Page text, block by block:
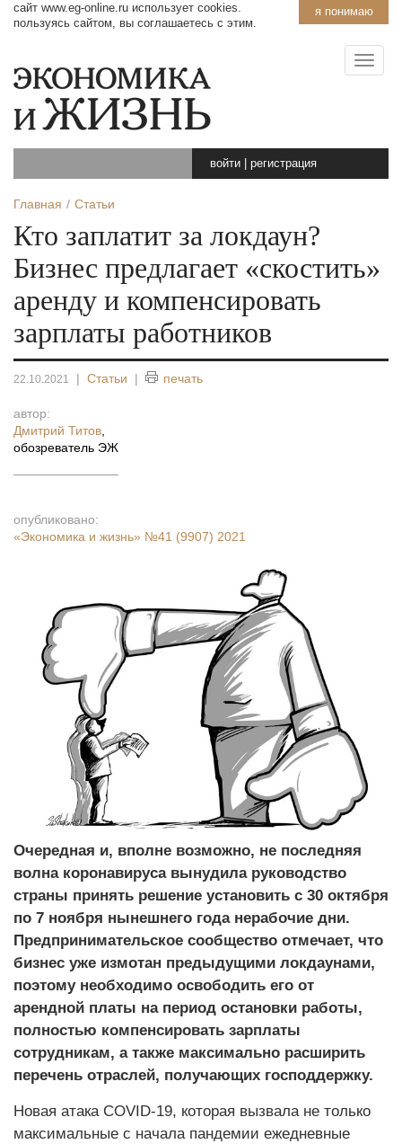
я понимаю
сайт www.eg-online.ru использует cookies.
пользуясь сайтом, вы соглашаетесь с этим.
войти регистрация
Главная Статьи
Кто заплатит за локдаун?
Бизнес предлагает «скостить»
аренду и компенсировать
зарплаты работников
22.10.2021 | Статьи | печать
автор:
Дмитрий Титов
обозреватель ЭЖ
опубликовано:
«Экономика и жизнь» №41 (9907) 2021
Очередная и, вполне возможно, не последняя
волна коронавируса вынудила руководство
страны принять решение установить с 30 октября
по 7 ноября нынешнего года нерабочие дни.
Предпринимательское сообщество отмечает, что
бизнес уже измотан предыдущими локдаунами,
поэтому необходимо освободить его от
арендной платы на период остановки работы,
полностью компенсировать зарплаты
сотрудникам, а также максимально расширить
перечень отраслей, получающих господдержку.
Новая атака COVID-19, которая вызвала не только
максимальные с начала пандемии ежедневные